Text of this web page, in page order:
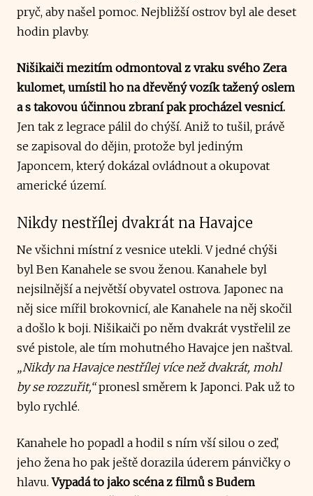
pryč, aby našel pomoc. Nejbližší ostrov byl ale deset
hodin plavby.
Nišikaiči mezitím odmontoval z vraku svého Zera
kulomet, umístil ho na dřevěný vozík tažený oslem
a s takovou účinnou zbraní pak procházel vesnicí.
Jen tak z legrace pálil do chýší. Aniž to tušil, právě
se zapisoval do dějin, protože byl jediným
Japoncem, který dokázal ovládnout a okupovat
americké území.
Nikdy nestřílej dvakrát na Havajce
Ne všichni místní z vesnice utekli. V jedné chýši
byl Ben Kanahele se svou ženou. Kanahele byl
nejsilnější a největší obyvatel ostrova. Japonec na
něj sice mířil brokovnicí, ale Kanahele na něj skočil
a došlo k boji. Nišikaiči po něm dvakrát vystřelil ze
své pistole, ale tím mohutného Havajce jen naštval.
„Nikdy na Havajce nestřílej více než dvakrát, mohl
by se rozzuřit,“pronesl směrem k Japonci. Pak už to
bylo rychlé.
Kanahele ho popadl a hodil s ním vší silou o zeď,
jeho žena ho pak ještě dorazila úderem pánvičky o
hlavu.Vypadá to jako scéna z filmů s Budem